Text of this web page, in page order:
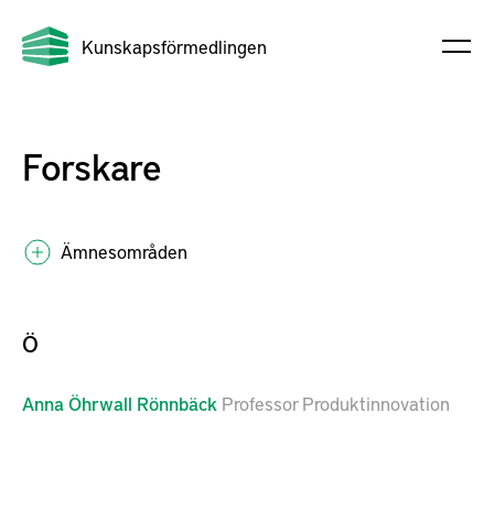
Kunskapsförmedlingen
Forskare
Ämnesområden
Ö
AnnaÖhrwall Rönnbäck Professor Produktinnovation